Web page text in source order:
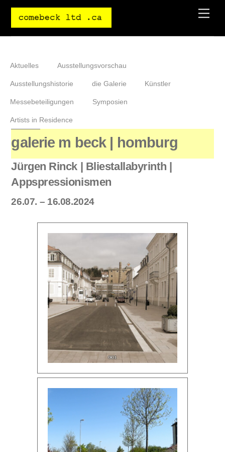
Aktuelles Ausstellungsvorschau
Ausstellungshistorie die Galerie Künstler
Messebeteiligungen Symposien
Artists in Residence
galerie m beck | homburg
Jürgen Rinck | Bliestallabyrinth |
Appspressionismen
26.07. – 16.08.2024